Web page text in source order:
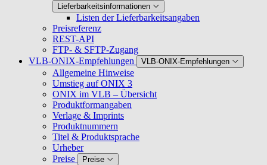
Lieferbarkeitsinformationen
Listen der Lieferbarkeitsangaben
Preisreferenz
REST-API
FTP- & SFTP-Zugang
VLB-ONIX-Empfehlungen
VLB-ONIX-Empfehlungen
Allgemeine Hinweise
Umstieg auf ONIX 3
ONIX im VLB – Übersicht
Produktformangaben
Verlage & Imprints
Produktnummern
Titel & Produktsprache
Urheber
Preise
Preise